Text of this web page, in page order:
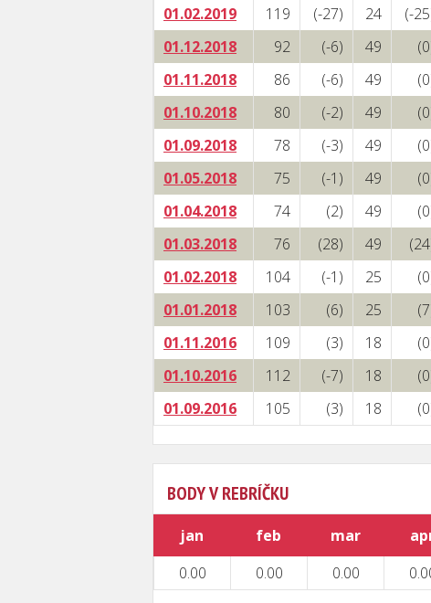
01.02.2019
119 (-27) 24
(-
01.12.2018
92 (-6) 49
01.11.2018
86 (-6) 49
01.10.2018
80 (-2) 49
01.09.2018
78 (-3) 49
01.05.2018
75 (-1) 49
01.04.2018
74 (2) 49
01.03.2018
76 (28) 49
01.02.2018
104 (-1) 25
01.01.2018
103 (6) 25
01.11.2016
109 (3) 18
01.10.2016
112 (-7) 18
01.09.2016
105 (3) 18
BODY V REBRÍČKU
jan feb mar
0.00
0.00 0.00